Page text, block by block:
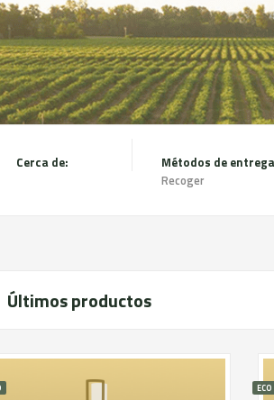
Cerca de:
Métodos de
Recoger
Últimos productos
ECO